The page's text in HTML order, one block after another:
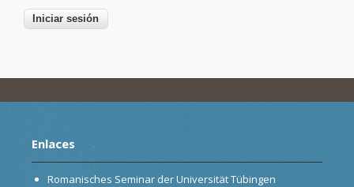
Enlaces
Romanisches Seminar der Universität Tübingen